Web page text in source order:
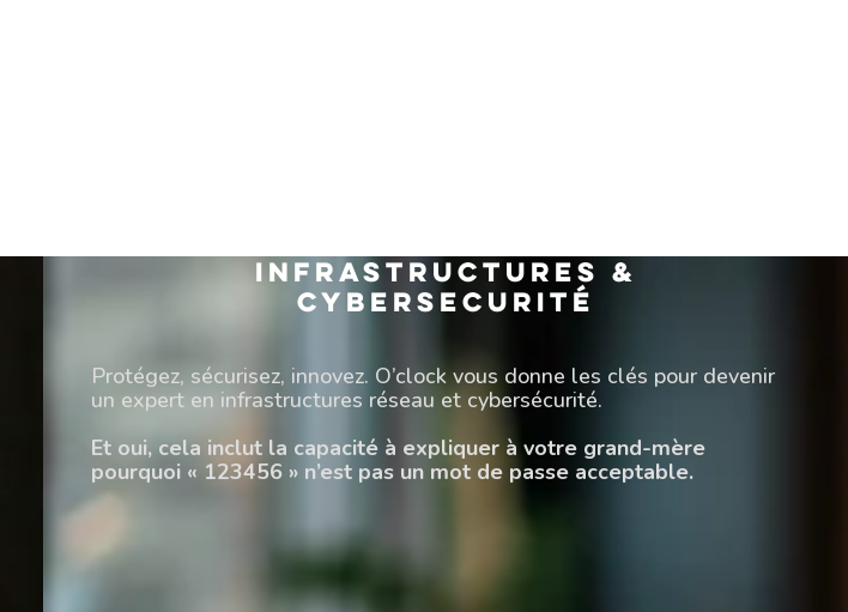
INFRASTRUCTURES &
CYBERSECURITé
Protégez, sécurisez, innovez. O’clock vous donne les clés pour devenir
un expert en infrastructures réseau et cybersécurité.
Et oui, cela inclut la capacité à expliquer à votre grand-mère
pourquoi « 123456 » n’est pas un mot de passe acceptable.